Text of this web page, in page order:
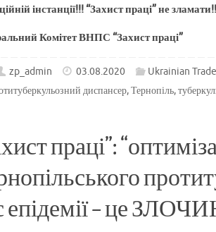
інстанції!!! “Захист праці” не
Комітет ВНПС “Захист праці”
zp_admin 03.08.2020 Ukrainian
диспансер,Тернопіль,
праці”:
епідемії – це